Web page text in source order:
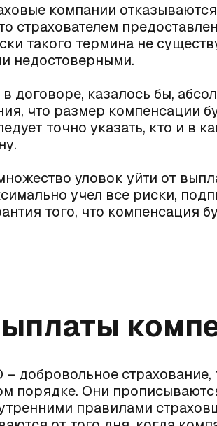
компании
страхователем
такого термина не
недостоверными.
в договоре, казалось бы,
что размер компенсации
точно указать, кто и в
уловок уйти от
учел все риски,
того, что компенсация
добровольное
порядке. Они
правилами